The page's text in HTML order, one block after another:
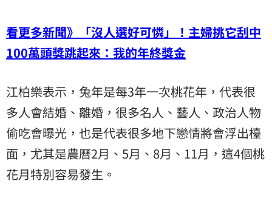
看更多新聞》「沒人選好可憐」！主婦挑它刮中
100萬頭獎跳起來：我的年終獎金
江柏樂表示，兔年是每3年一次桃花年，代表很
多人會結婚、離婚，很多名人、藝人、政治人物
偷吃會曝光，也是代表很多地下戀情將會浮出檯
面，尤其是農曆2月、5月、8月、11月，這4個桃
花月特別容易發生。